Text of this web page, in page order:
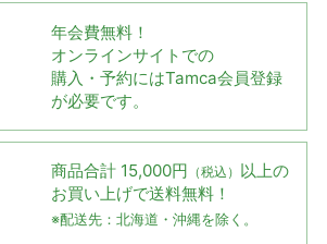
年会費無料！
オンラインサイトでの
購入・予約にはTamca会員登録
が必要です。
商品合計 15,000円 （税込） 以上の
お買い上げで送料無料！
※配送先：北海道・沖縄を除く。